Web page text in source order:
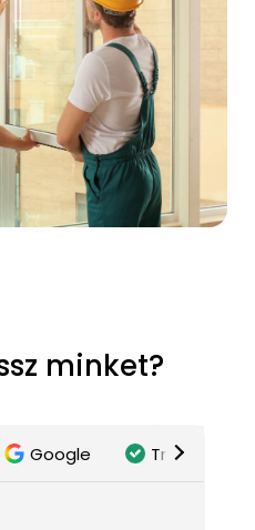
minket?
Google Trustindex